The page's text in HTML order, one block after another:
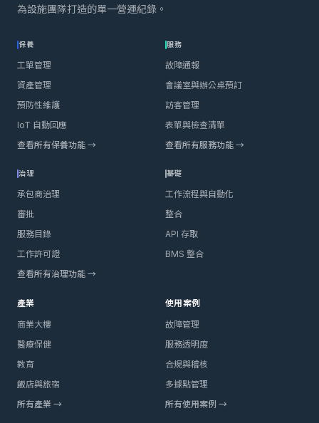
為設施團隊打造的單一營運紀錄。
保養
工單管理
資產管理
預防性維護
IoT 自動回應
查看所有保養功能 →
服務
故障通報
會議室與辦公桌預訂
訪客管理
表單與檢查清單
查看所有服務功能 →
治理
承包商治理
審批
服務目錄
工作許可證
查看所有治理功能 →
基礎
工作流程與自動化
整合
API 存取
BMS 整合
產業
商業大樓
醫療保健
教育
飯店與旅宿
所有產業 →
使用案例
故障管理
服務透明度
合規與稽核
多據點管理
所有使用案例 →